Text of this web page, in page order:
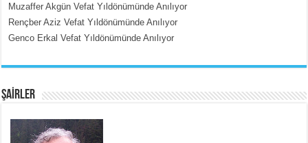
Muzaffer Akgün Vefat Yıldönümünde Anılıyor
Rençber Aziz Vefat Yıldönümünde Anılıyor
Genco Erkal Vefat Yıldönümünde Anılıyor
ŞAİRLER